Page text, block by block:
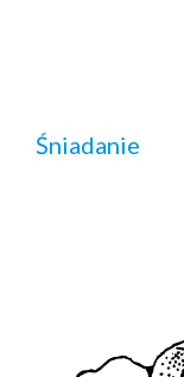
Śniadanie